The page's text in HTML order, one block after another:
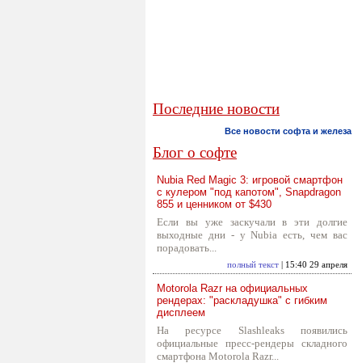
Последние новости
Все новости софта и железа
Блог о софте
Nubia Red Magic 3: игровой смартфон
с кулером "под капотом", Snapdragon
855 и ценником от $430
Если вы уже заскучали в эти долгие
выходные дни - у Nubia есть, чем вас
порадовать...
полный текст | 15:40 29 апреля
Motorola Razr на официальных
рендерах: "раскладушка" с гибким
дисплеем
На ресурсе Slashleaks появились
официальные пресс-рендеры складного
смартфона Motorola Razr...